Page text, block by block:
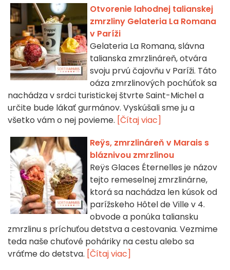
Otvorenie lahodnej talianskej
zmrzliny Gelateria La Romana
v Paríži
Gelateria La Romana, slávna
talianska zmrzlináreň, otvára
svoju prvú čajovňu v Paríži. Táto
oáza zmrzlinových pochúťok sa
nachádza v srdci turistickej štvrte Saint-Michel a
určite bude lákať gurmánov. Vyskúšali sme ju a
všetko vám o nej povieme. [Čítaj viac]
Reÿs, zmrzlináreň v Marais s
bláznivou zmrzlinou
Reÿs Glaces Éternelles je názov
tejto remeselnej zmrzlinárne,
ktorá sa nachádza len kúsok od
parížskeho Hôtel de Ville v 4.
obvode a ponúka taliansku
zmrzlinu s príchuťou detstva a cestovania. Vezmime
teda naše chuťové poháriky na cestu alebo sa
vráťme do detstva. [Čítaj viac]